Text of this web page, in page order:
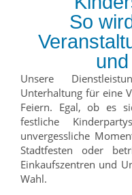
So
Unsere
Unterhaltung für eine
Feiern. Egal, ob es
festliche
unvergessliche
Stadtfesten oder
Einkaufszentren und
Wahl.